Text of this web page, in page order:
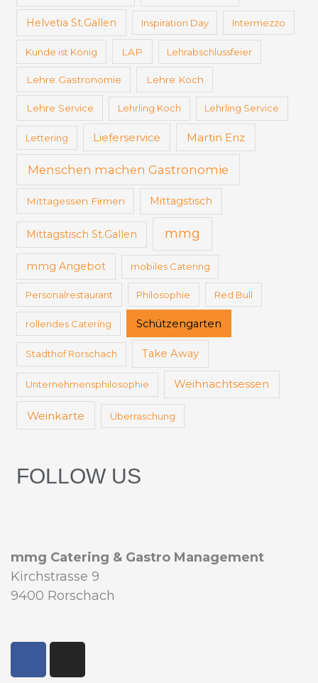
Helvetia St.Gallen Inspiration Day Intermezzo
Kunde ist König LAP Lehrabschlussfeier
Lehre Gastronomie Lehre Koch
Lehre Service Lehrling Koch Lehrling Service
Lettering Lieferservice Martin Enz
Menschen machen Gastronomie
Mittagessen Firmen Mittagstisch
Mittagstisch St.Gallen mmg
mmg Angebot mobiles Catering
Personalrestaurant Philosophie Red Bull
rollendes Catering Schützengarten
Stadthof Rorschach Take Away
Unternehmensphilosophie Weihnachtsessen
Weinkarte Überraschung
FOLLOW US
mmg Catering & Gastro Management
Kirchstrasse 9
9400 Rorschach